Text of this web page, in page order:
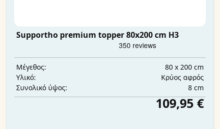
Supportho premium topper 80x200 cm H3
Μέγεθος:
80 x 200 cm
Υλικό:
Κρύος αφρός
Συνολικό ύψος:
8 cm
109,95 €